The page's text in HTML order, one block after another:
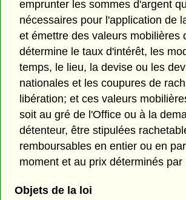
emprunter les sommes d'argent
nécessaires pour l'application de
et émettre des valeurs mobilières
détermine le taux d'intérêt, les
temps, le lieu, la devise ou les
nationales et les coupures de
libération; et ces valeurs
soit au gré de l'Office ou à la
détenteur, être stipulées
remboursables en entier ou en
moment et au prix déterminés par
Objets de la loi